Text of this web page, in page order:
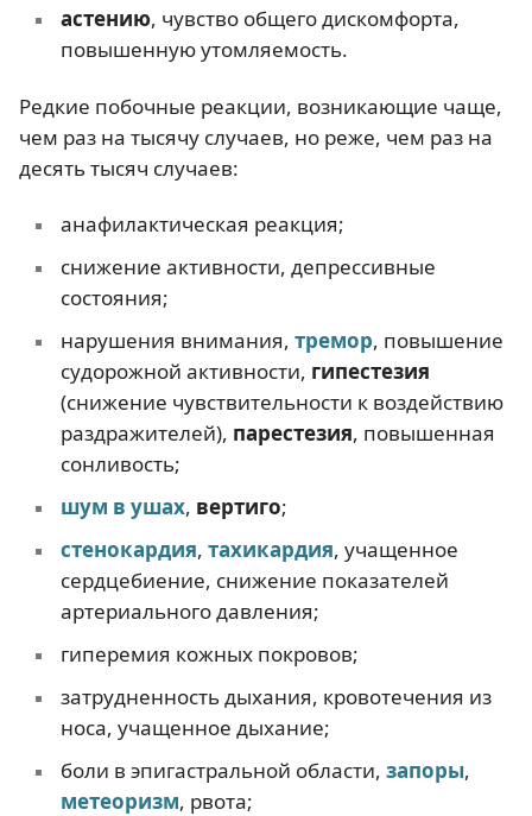
астению, чувство общего дискомфорта,
повышенную утомляемость.
Редкие побочные реакции, возникающие чаще,
чем раз на тысячу случаев, но реже, чем раз на
десять тысяч случаев:
анафилактическая реакция;
снижение активности, депрессивные
состояния;
нарушения внимания, тремор, повышение
судорожной активности, гипестезия
(снижение чувствительности к воздействию
раздражителей), парестезия, повышенная
сонливость;
шум в ушах, вертиго;
стенокардия, тахикардия, учащенное
сердцебиение, снижение показателей
артериального давления;
гиперемия кожных покровов;
затрудненность дыхания, кровотечения из
носа, учащенное дыхание;
боли в эпигастральной области, запоры,
метеоризм, рвота;